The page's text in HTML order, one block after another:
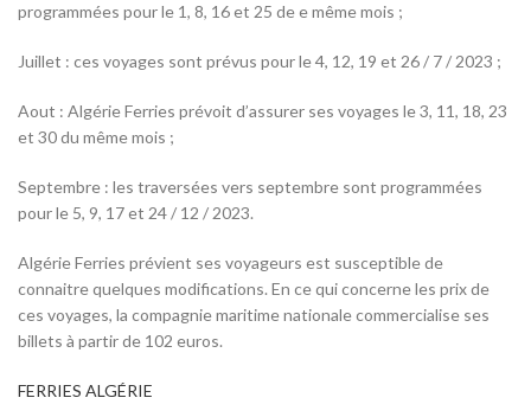
programmées pour le 1, 8, 16 et 25 de e même mois ;
Juillet : ces voyages sont prévus pour le 4, 12, 19 et 26 / 7 / 2023 ;
Aout : Algérie Ferries prévoit d’assurer ses voyages le 3, 11, 18, 23
et 30 du même mois ;
Septembre : les traversées vers septembre sont programmées
pour le 5, 9, 17 et 24 / 12 / 2023.
Algérie Ferries prévient ses voyageurs est susceptible de
connaitre quelques modifications. En ce qui concerne les prix de
ces voyages, la compagnie maritime nationale commercialise ses
billets à partir de 102 euros.
FERRIES ALGÉRIE